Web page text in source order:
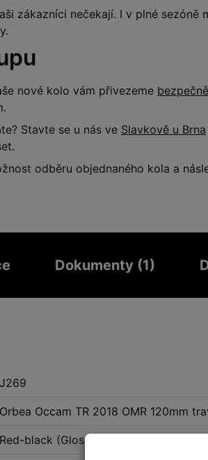
zákazníci nečekají. I v plné sezóně
nové kolo vám přivezeme
Stavte se u nás ve Slavkově u Brna
odběru objednaného kola a
Dokumenty (1)
J269
Orbea Occam TR 2018 OMR 120mm
Red-black (Gloss), Black-Mint